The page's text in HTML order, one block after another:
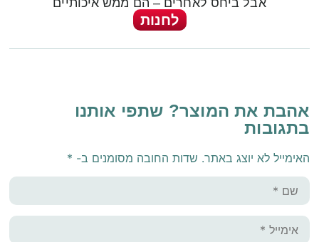
אבל ביחס לאחרים – הם ממש איכותיים
לחנות
אהבת את המוצר? שתפי אותנו
בתגובות
האימייל לא יוצג באתר. שדות החובה מסומנים ב- *